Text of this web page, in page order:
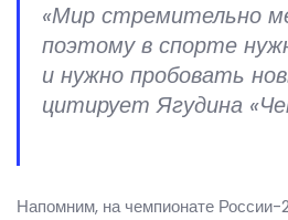
«Мир стремительно
поэтому в спорте
и нужно пробовать
цитирует Ягудина
Напомним, на чемпионате